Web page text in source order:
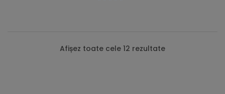
Afișez toate cele 12 rezultate